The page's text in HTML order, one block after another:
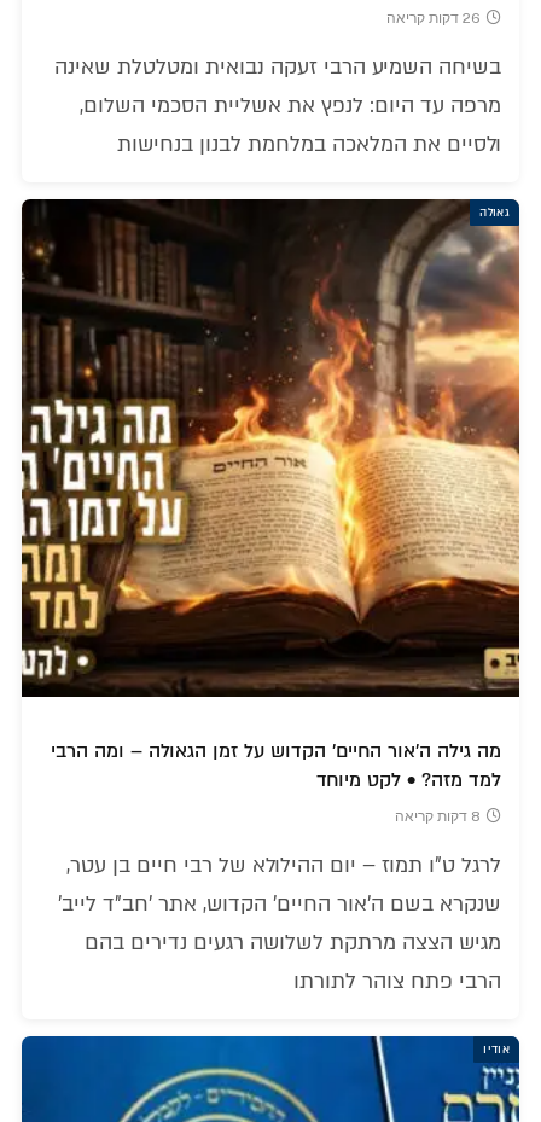
26 דקות קריאה
בשיחה השמיע הרבי זעקה נבואית ומטלטלת שאינה
מרפה עד היום: לנפץ את אשליית הסכמי השלום,
ולסיים את המלאכה במלחמת לבנון בנחישות
גאולה
מה גילה ה'אור החיים' הקדוש על זמן הגאולה – ומה הרבי
למד מזה? • לקט מיוחד
8 דקות קריאה
לרגל ט"ו תמוז – יום ההילולא של רבי חיים בן עטר,
שנקרא בשם ה'אור החיים' הקדוש, אתר 'חב"ד לייב'
מגיש הצצה מרתקת לשלושה רגעים נדירים בהם
הרבי פתח צוהר לתורתו
אודיו